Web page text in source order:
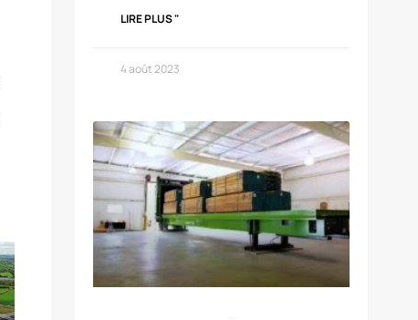
LIRE PLUS "
4 août 2023